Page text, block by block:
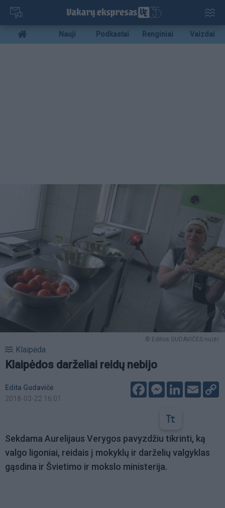
Pereiti
pagrindinį
turinį
Mobile
menu
Nauji Podkastai Renginiai Vaizdai
© Editos GUDAVIČĖS nuotr.
Klaipėda
Klaipėdos darželiai reidų nebijo
Edita Gudavičė
2018-03-22 16:01
FacebookMessenger
LinkedIn
Email
Sekdama Aurelijaus Verygos pavyzdžiu tikrinti, ką
valgo ligoniai, reidais į mokyklų ir darželių valgyklas
gąsdina ir Švietimo ir mokslo ministerija.